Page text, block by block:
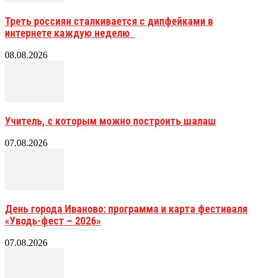
Треть россиян сталкивается с дипфейками в
интернете каждую неделю
08.08.2026
Учитель, с которым можно построить шалаш
07.08.2026
День города Иваново: программа и карта фестиваля
«Уводь-фест – 2026»
07.08.2026